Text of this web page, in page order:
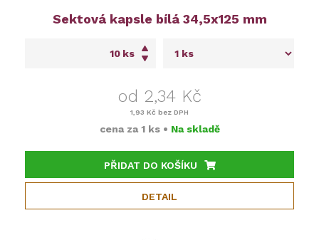
Sektová kapsle bílá 34,5x125 mm
ks
od 2,34 Kč
1,93 Kč bez DPH
cena za 1 ks • Na skladě
PŘIDAT DO KOŠÍKU
DETAIL